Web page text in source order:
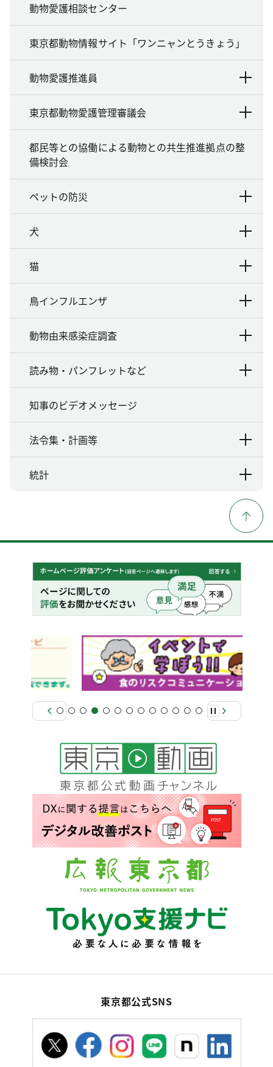
動物愛護相談センター
東京都動物情報サイト「ワンニャンとうきょう」
動物愛護推進員
東京都動物愛護管理審議会
都民等との協働による動物との共生推進拠点の整
備検討会
ペットの防災
犬
猫
鳥インフルエンザ
動物由来感染症調査
読み物・パンフレットなど
知事のビデオメッセージ
法令集・計画等
統計
東京都公式SNS